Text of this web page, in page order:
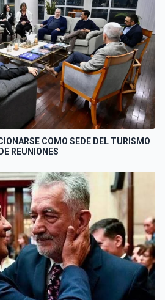
COMO SEDE DEL TURISMO
DE REUNIONES